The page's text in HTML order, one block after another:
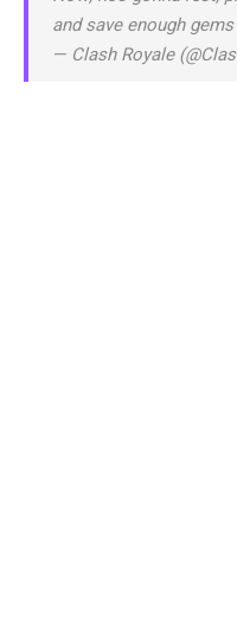
and save enough
— Clash Royale